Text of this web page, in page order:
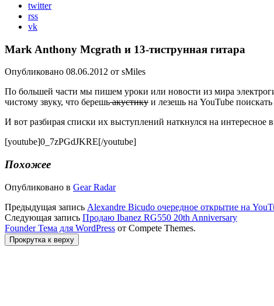
twitter
rss
vk
Mark Anthony Mcgrath и 13-тиструнная гитара
Опубликовано 08.06.2012 от sMiles
По большей части мы пишем уроки или новости из мира
чистому звуку, что берешьакустику и лезешь на YouTube
И вот разбирая списки их выступлений наткнулся на
[youtube]0_7zPGdJKRE[/youtube]
Похожее
Опубликовано в Gear Radar
Предыдущая запись Alexandre Bicudo очередное открытие на
Следующая запись Продаю Ibanez RG550 20th Anniversary
Founder Тема для WordPress от Compete Themes.
Прокрутка к верху